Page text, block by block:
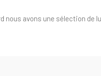
nous avons une sélection de